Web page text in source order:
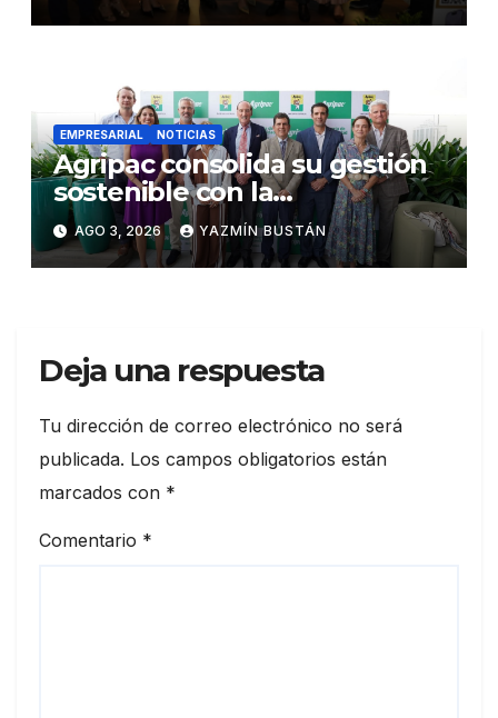
EMPRESARIAL NOTICIAS
Agripac consolida su gestión
sostenible con la
presentación de su octava
Memoria de Sostenibilidad
AGO 3, 2026 YAZMÍN BUSTÁN
Deja una respuesta
Tu dirección de correo electrónico no será
publicada. Los campos obligatorios están
marcados con *
Comentario *